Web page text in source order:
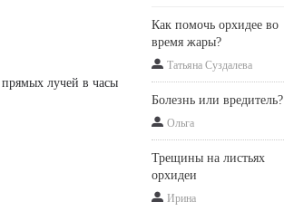
Как помочь орхидее во
время жары?
Татьяна Суздалева
Болезнь или вредитель?
Ольга
Трещины на листьях
орхидеи
Ирина
лучей в часы